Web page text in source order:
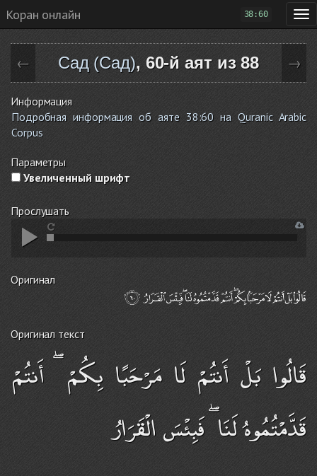
Коран онлайн 38:60
← Сад (Сад), 60-й аят из 88 →
Информация
Подробная информация об аяте 38:60 на Quranic Arabic
Corpus
Параметры
Увеличенный шрифт
Прослушать
Оригинал
Оригинал текст
قَالُوا بَلْ أَنتُمْ لَا مَرْحَبًا بِكُمْ ۖ أَنتُمْ
قَدَّمْتُمُوهُ لَنَا ۖ فَبِئْسَ الْقَرَارُ